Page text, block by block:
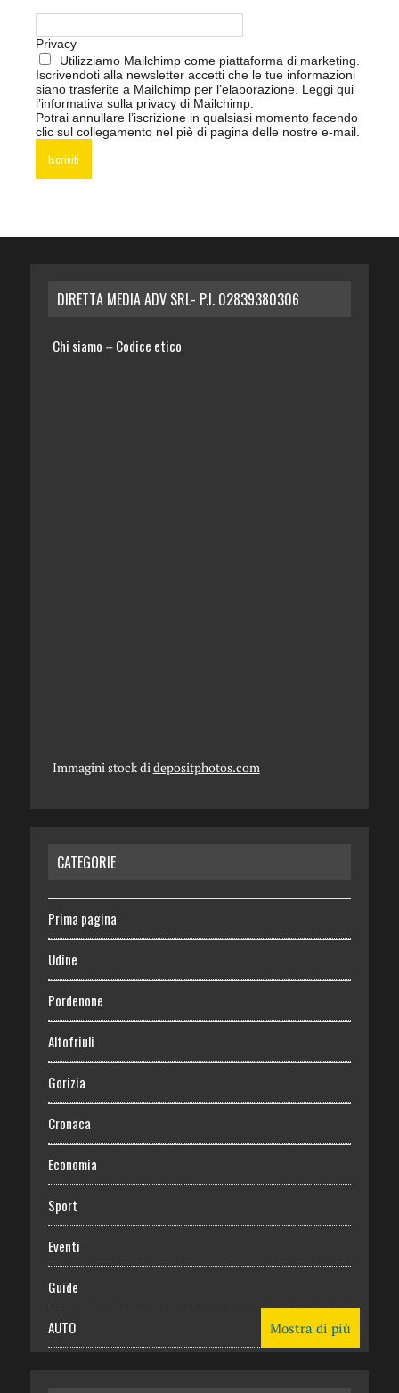
Privacy
Utilizziamo Mailchimp come piattaforma di marketing.
Iscrivendoti alla newsletter accetti che le tue informazioni
siano trasferite a Mailchimp per l’elaborazione. Leggi qui
l’informativa sulla privacy di Mailchimp
Potrai annullare l’iscrizione in qualsiasi momento facendo
clic sul collegamento nel piè di pagina delle nostre e-mail.
DIRETTA MEDIA ADV SRL- P.I. 02839380306
Chi siamo – Codice etico
Immagini stock di depositphotos.com
CATEGORIE
Prima pagina
Udine
Pordenone
Altofriuli
Gorizia
Cronaca
Economia
Sport
Eventi
Guide
AUTO Mostra di più